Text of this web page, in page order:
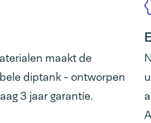
maakt de
diptank - ontworpen
3 jaar garantie.